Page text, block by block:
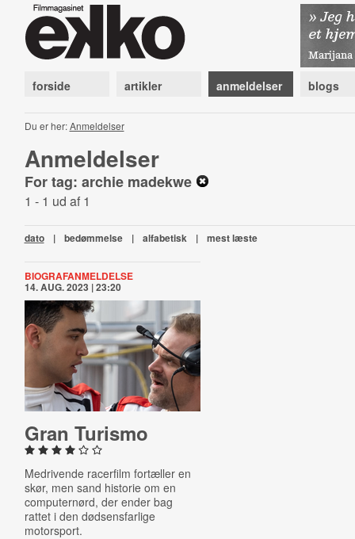
forside artikler anmeldelser blogs
Du er her:Anmeldelser
Anmeldelser
For tag: archie madekwe
1 - 1 ud af 1
dato | bedømmelse | alfabetisk | mest læste
BIOGRAFANMELDELSE
14. AUG. 2023 | 23:20
Gran Turismo
Medrivende racerfilm fortæller en
skør, men sand historie om en
computernørd, der ender bag
rattet i den dødsensfarlige
motorsport.